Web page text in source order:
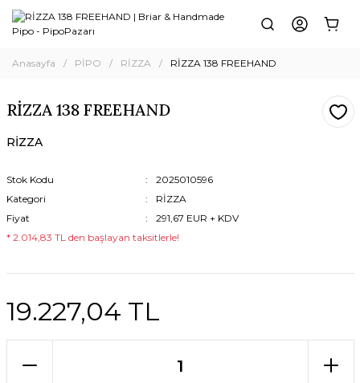
Anasayfa PİPO RİZZA RİZZA 138 FREEHAND
RİZZA 138 FREEHAND
RİZZA
Stok Kodu
2025010596
Kategori
RİZZA
Fiyat
291,67 EUR + KDV
* 2.014,83 TL den başlayan taksitlerle!
19.227,04 TL